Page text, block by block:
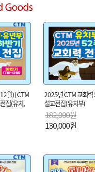
월)] CTM
집(유치,
2025년 CTM 교회력
설교전집(유치부)
182,000원
130,000원